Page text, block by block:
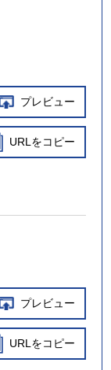
プレビュー
URLをコピー
プレビュー
URLをコピー